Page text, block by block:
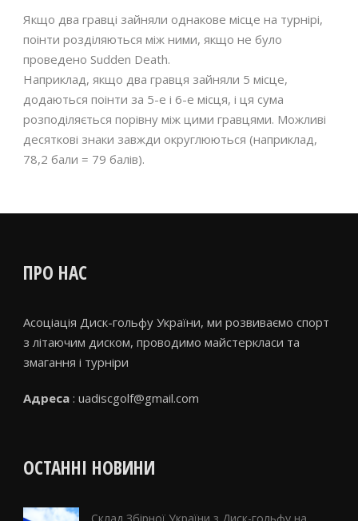
Якщо два гравці зайняли однакове місце на турнірі,
поінти розділяються між ними, якщо не було
проведено Sudden Death.
Наприклад, якщо два гравця зайняли 5 місце,
додаються поінти за 5-е і 6-е місця, і ця сума
розподіляється порівну між цими гравцями. Можливі
десяткові знаки завжди округлюються (наприклад,
78,2 бали = 79 балів).
ПРО НАС
Асоціація Диск-гольфу України, ми розвиваємо спорт
з літаючим диском, проводимо майстеркласи та
змагання і турніри
Адреса : uadiscgolf@gmail.com
ОСТАННІ НОВИНИ